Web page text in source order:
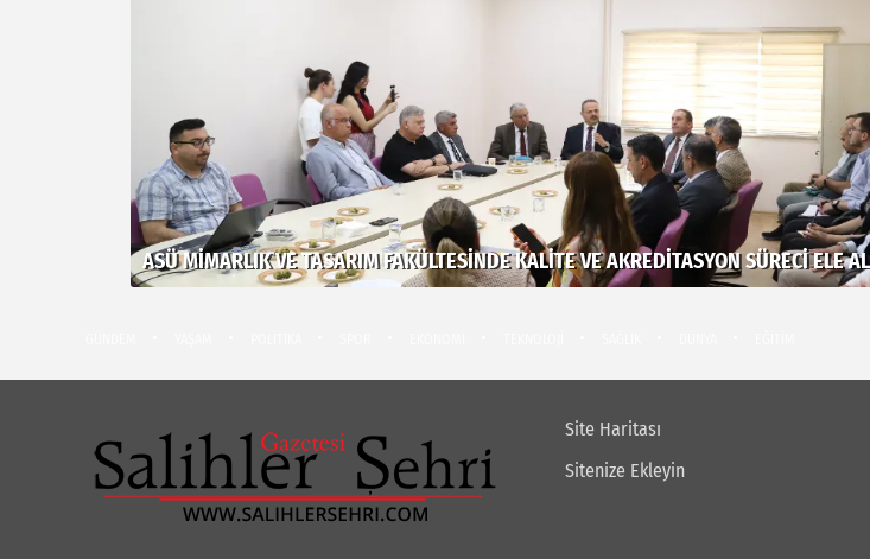
ASÜ MIMARLIK VE TASARIM FAKÜLTESINDE KALITE VE AKREDITASYON SÜRECI ELE
Site Haritası
Sitenize Ekleyin